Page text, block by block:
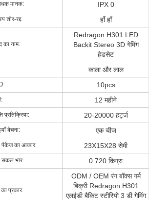
मानक: IPX 0
शोर-रद्द: हाँ हाँ
का नाम:
Redragon H301 LED
Backit Stereo 3D गेमिंग
हेडसेट
काला और लाल
10pcs
12 महीने
प्रतिक्रिया: 20-20000 हर्ट्ज
बेचना: एक चीज
का आकार: 23X15X28 सेमी
भार: 0.720 किग्रा
प्रकार:
ODM / OEM रंग बॉक्स गर्म
बिक्री Redragon H301
एलईडी बैकिट स्टीरियो 3 डी गेमिंग